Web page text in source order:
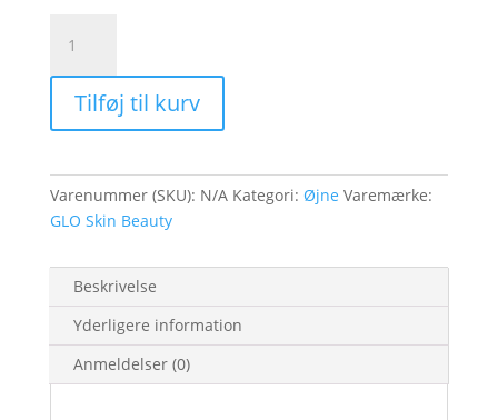
Eye
Pencil
antalTilføj til kurv
Varenummer (SKU): N/A Kategori: Øjne Varemærke:
GLO Skin Beauty
Beskrivelse
Yderligere information
Anmeldelser (0)